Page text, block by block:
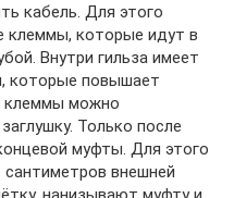
кабель. Для этого
клеммы, которые идут в
Внутри гильза имеет
которые повышает
клеммы можно
Только после
муфты. Для этого
сантиметров внешней